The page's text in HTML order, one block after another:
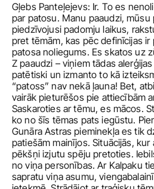
Gļebs Panteļejevs: Ir. To es
par patosu. Manu paaudzi, mūsu
piedzīvojusi padomju laikus,
pret tēmām, kas pēc definīcijas
patosa noliegums. Es skatos uz
Z paaudzi – viņiem tādas
patētiski un izmanto to kā
“patoss” nav nekā ļauna! Bet,
vairāk pieturēšos pie attiecībām
Saskaroties ar tēmu, es mācos.
ko no šīs tēmas pats iegūstu.
Gunāra Astras pieminekļa es tik
patiešām mainījos. Situācijās, kur
pēkšņi izjutu spēju pretoties.
no viņa personības. Ar Kalpaku
sapratu viņa asumu,